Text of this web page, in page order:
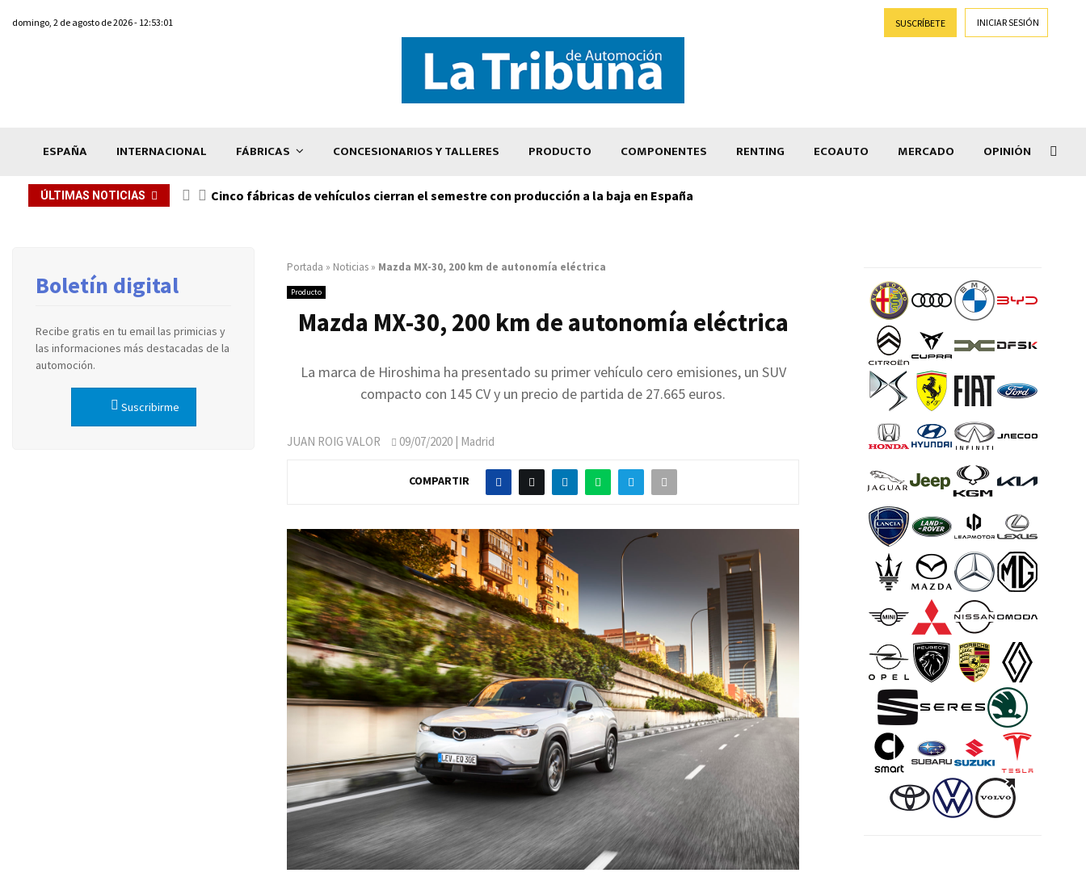
domingo, 2 de agosto de 2026 - 12:53:01 SUSCRÍBETE INICIAR SESIÓN
ESPAÑA INTERNACIONAL FÁBRICAS CONCESIONARIOS Y TALLERES PRODUCTO COMPONENTES RENTING ECOAUTO MERCADO OPINIÓN
ÚLTIMAS NOTICIAS Cinco fábricas de vehículos cierran el semestre con producción a la baja en España
Portada » Noticias » Mazda MX-30, 200 km de autonomía eléctrica
Producto
Mazda MX-30, 200 km de autonomía eléctrica
La marca de Hiroshima ha presentado su primer vehículo cero emisiones, un SUV
compacto con 145 CV y un precio de partida de 27.665 euros.
JUAN ROIG VALOR 09/07/2020 | Madrid
COMPARTIR
Boletín digital
Recibe gratis en tu email las primicias y
las informaciones más destacadas de la
automoción.
Suscribirme